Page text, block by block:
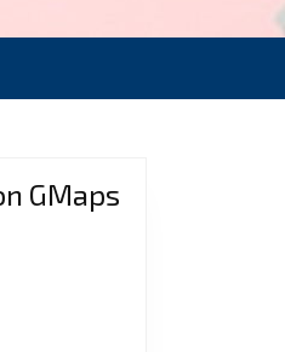
GMaps